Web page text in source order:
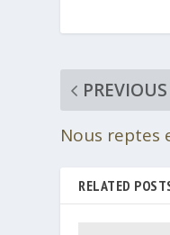
PREVIOUS
Nous reptes
RELATED